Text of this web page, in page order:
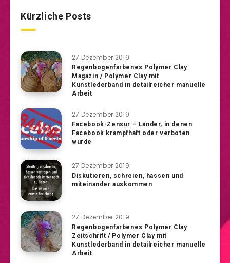
Kürzliche Posts
27 Dezember 2019
Regenbogenfarbenes Polymer Clay
Magazin / Polymer Clay mit
Kunstlederband in detailreicher manuelle
Arbeit
27 Dezember 2019
Facebook-Zensur – Länder, in denen
Facebook krampfhaft oder verboten
wurde
27 Dezember 2019
Diskutieren, schreien, hassen und
miteinander auskommen
27 Dezember 2019
Regenbogenfarbenes Polymer Clay
Zeitschrift / Polymer Clay mit
Kunstlederband in detailreicher manuelle
Arbeit